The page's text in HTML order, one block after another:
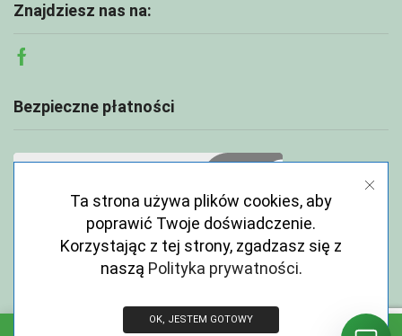
Znajdziesz nas na:
Facebook
Bezpieczne płatności
Ta strona używa plików cookies, aby
poprawić Twoje doświadczenie.
Korzystając z tej strony, zgadzasz się z
naszą Polityka prywatności.
OK, JESTEM GOTOWY